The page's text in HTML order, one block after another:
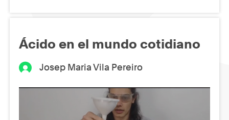
Ácido en el mundo cotidiano
Josep Maria Vila Pereiro